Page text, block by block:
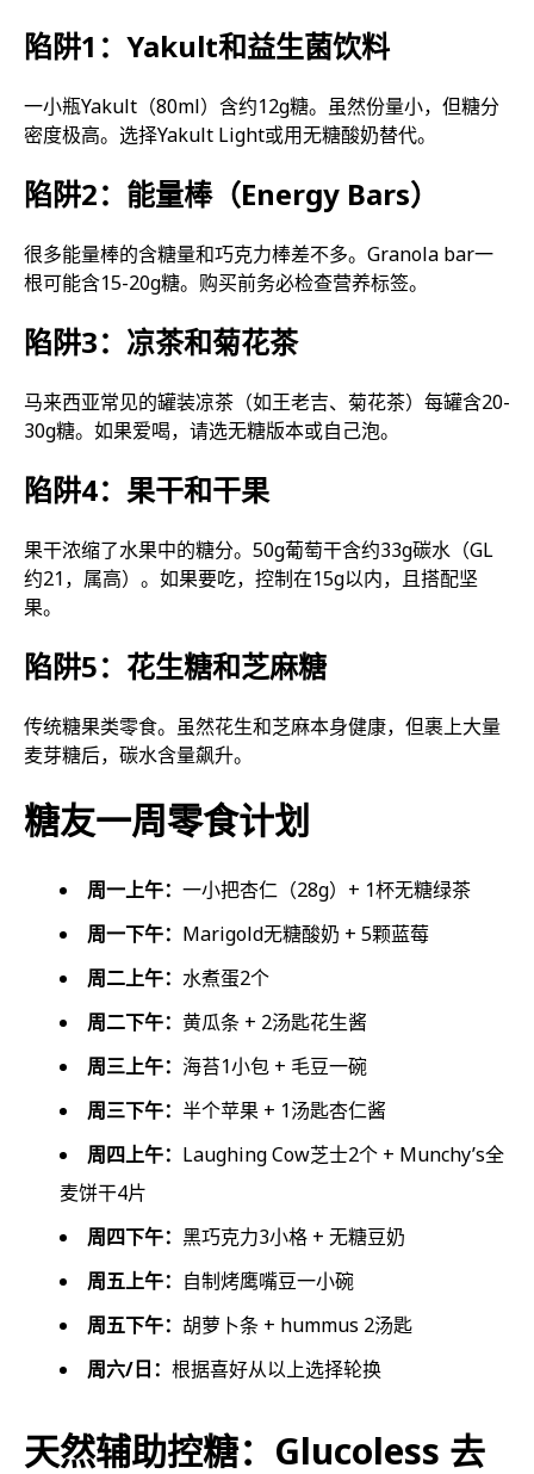
陷阱1：Yakult和益生菌饮料
一小瓶Yakult（80ml）含约12g糖。虽然份量小，但糖分
密度极高。选择Yakult Light或用无糖酸奶替代。
陷阱2：能量棒（Energy Bars）
很多能量棒的含糖量和巧克力棒差不多。Granola bar一
根可能含15-20g糖。购买前务必检查营养标签。
陷阱3：凉茶和菊花茶
马来西亚常见的罐装凉茶（如王老吉、菊花茶）每罐含20-
30g糖。如果爱喝，请选无糖版本或自己泡。
陷阱4：果干和干果
果干浓缩了水果中的糖分。50g葡萄干含约33g碳水（GL
约21，属高）。如果要吃，控制在15g以内，且搭配坚
果。
陷阱5：花生糖和芝麻糖
传统糖果类零食。虽然花生和芝麻本身健康，但裹上大量
麦芽糖后，碳水含量飙升。
糖友一周零食计划
周一上午： 一小把杏仁（28g）+ 1杯无糖绿茶
周一下午： Marigold无糖酸奶 + 5颗蓝莓
周二上午： 水煮蛋2个
周二下午： 黄瓜条 + 2汤匙花生酱
周三上午： 海苔1小包 + 毛豆一碗
周三下午： 半个苹果 + 1汤匙杏仁酱
周四上午： Laughing Cow芝士2个 + Munchy’s全
麦饼干4片
周四下午： 黑巧克力3小格 + 无糖豆奶
周五上午： 自制烤鹰嘴豆一小碗
周五下午： 胡萝卜条 + hummus 2汤匙
周六/日： 根据喜好从以上选择轮换
天然辅助控糖：Glucoless 去